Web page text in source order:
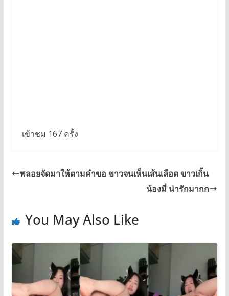
เข้าชม 167 ครั้ง
พลอยจัดมาให้ตามคำขอ ขาวจนเห็นเส้นเลือด ขาวเกิ้น
น้องมี่ น่ารักมากก
You May Also Like